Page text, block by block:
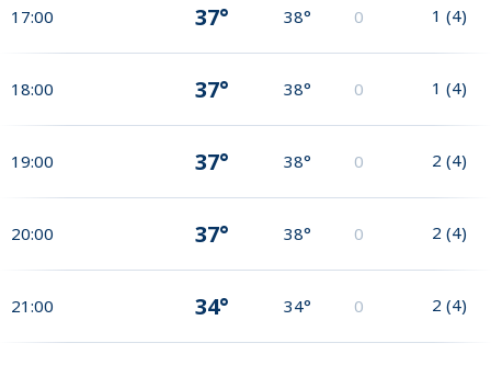
17:00 37° 38° 0 1 (4)
18:00 37° 38° 0 1 (4)
19:00 37° 38° 0 2 (4)
20:00 37° 38° 0 2 (4)
21:00 34° 34° 0 2 (4)